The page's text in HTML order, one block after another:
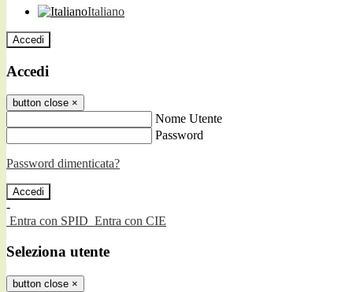
Italiano
Accedi
Accedi
button close ×
Nome Utente
Password
Password dimenticata?
-
Entra con SPID Entra con CIE
Seleziona utente
button close ×